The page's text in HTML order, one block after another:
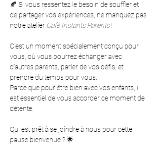
🍂 Si vous ressentez le besoin de souffler et
de partager vos expériences, ne manquez pas
notre atelier Café Instants Parents !
C'est un moment spécialement conçu pour
vous, où vous pourrez échanger avec
d'autres parents, parler de vos défis, et
prendre du temps pour vous.
Parce que pour être bien avec vos enfants, il
est essentiel de vous accorder ce moment de
détente.
Qui est prêt à se joindre à nous pour cette
pause bienvenue ? 🌟